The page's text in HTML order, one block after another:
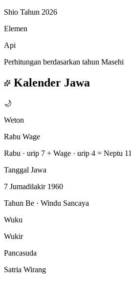
Shio Tahun 2026
Elemen
Api
Perhitungan berdasarkan tahun Masehi
Kalender Jawa
🌙
Weton
Rabu Wage
Rabu · urip 7 + Wage · urip 4 = Neptu 11
Tanggal Jawa
7 Jumadilakir 1960
Tahun Be · Windu Sancaya
Wuku
Wukir
Pancasuda
Satria Wirang